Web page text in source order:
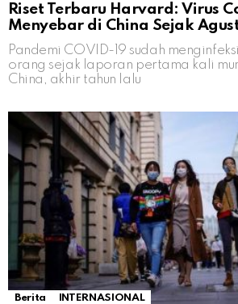
Riset Terbaru Harvard: Virus
Menyebar di China Sejak
Pandemi COVID-19 sudah
orang sejak laporan pertama kali
China, akhir tahun lalu
Berita INTERNASIONAL